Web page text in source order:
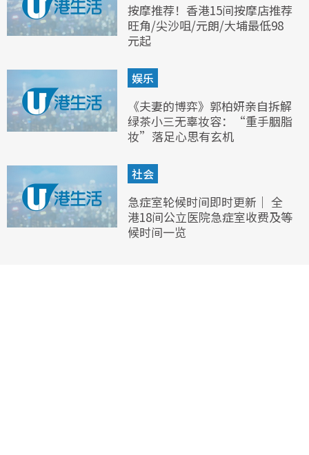
按摩推荐！香港15间按摩店推荐
旺角/尖沙咀/元朗/大埔最低98
元起
娱乐
《夫妻的博弈》郭柏妍亲自拆解
绿茶小三无辜妆容：“重手胭脂
妆”落足心思有玄机
社会
急症室轮候时间即时更新｜ 全
港18间公立医院急症室收费及等
候时间一览